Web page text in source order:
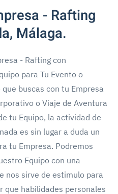
- Rafting
Málaga.
- Rafting con
para Tu Evento o
buscas con tu Empresa
o Viaje de Aventura
tu Equipo, la actividad de
es sin lugar a duda un
tu Empresa. Podremos
Equipo con una
nos sirve de estimulo para
que habilidades personales